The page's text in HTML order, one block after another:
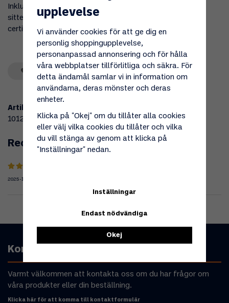
Inkluderar praktiskt dragskolås som gör att överdraget
sitter på plats. Tillverkad av slitstark polyester (REACH-
certifierat). Avsedd för : Stekhällsset 100 och 120 cm.
Spara som favorit
Artikelnummer:
101206
Recensioner
2025-11-05
Kontakta oss
Varmt välkommen att kontakta oss om du har frågor om
våra produkter eller din beställning.
Klicka här för att komma till kontaktformulär
upplevelse
Vi använder cookies för att ge dig en
personlig shoppingupplevelse,
personanpassad annonsering och för hålla
våra webbplatser tillförlitliga och säkra. För
detta ändamål samlar vi in information om
användarna, deras mönster och deras
enheter.
Klicka på "Okej" om du tillåter alla cookies
eller välj vilka cookies du tillåter och vilka
du vill stänga av genom att klicka på
"Inställningar" nedan.
Inställningar
Endast nödvändiga
Okej